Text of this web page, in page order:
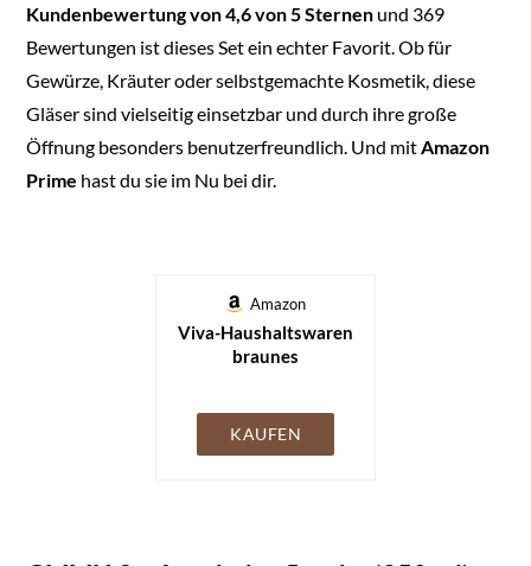
Kundenbewertung von 4,6 von 5 Sternen und 369
Bewertungen ist dieses Set ein echter Favorit. Ob für
Gewürze, Kräuter oder selbstgemachte Kosmetik, diese
Gläser sind vielseitig einsetzbar und durch ihre große
Öffnung besonders benutzerfreundlich. Und mit Amazon
Prime hast du sie im Nu bei dir.
Amazon
Viva-Haushaltswaren
braunes
Schraubverschluss &
Etiketten made in
KAUFEN